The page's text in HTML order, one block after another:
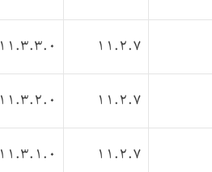
11.2.7
11.3.3.0
11.2.7
11.3.2.0
11.2.7
11.3.1.0